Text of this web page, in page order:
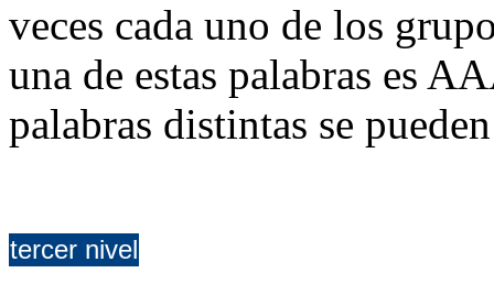
veces cada uno de los
una de estas palabras es
palabras distintas se
tercer nivel